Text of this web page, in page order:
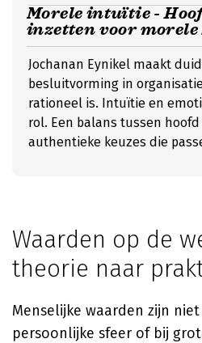
Morele intuïtie -
inzetten voor
Jochanan Eynikel maakt
besluitvorming in
rationeel is. Intuïtie en
rol. Een balans tussen
authentieke keuzes die
Waarden op de
theorie naar
Menselijke waarden zijn
persoonlijke sfeer of bij